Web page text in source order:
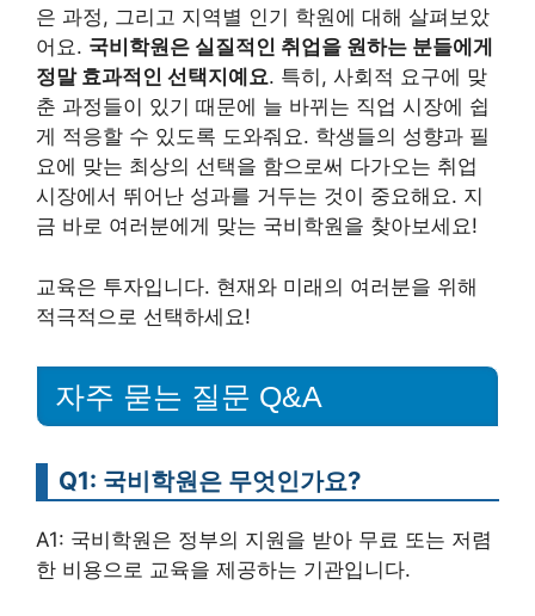
은 과정, 그리고 지역별 인기 학원에 대해 살펴보았
어요. 국비학원은 실질적인 취업을 원하는 분들에게
정말 효과적인 선택지예요. 특히, 사회적 요구에 맞
춘 과정들이 있기 때문에 늘 바뀌는 직업 시장에 쉽
게 적응할 수 있도록 도와줘요. 학생들의 성향과 필
요에 맞는 최상의 선택을 함으로써 다가오는 취업
시장에서 뛰어난 성과를 거두는 것이 중요해요. 지
금 바로 여러분에게 맞는 국비학원을 찾아보세요!
교육은 투자입니다. 현재와 미래의 여러분을 위해
적극적으로 선택하세요!
자주 묻는 질문 Q&A
Q1: 국비학원은 무엇인가요?
A1: 국비학원은 정부의 지원을 받아 무료 또는 저렴
한 비용으로 교육을 제공하는 기관입니다.